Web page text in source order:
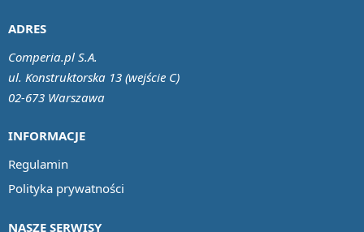
INFORMACJE
Regulamin
Polityka prywatności
NASZE SERWISY
ADRES
Comperia.pl S.A.
ul. Konstruktorska 13 (wejście C)
02-673 Warszawa